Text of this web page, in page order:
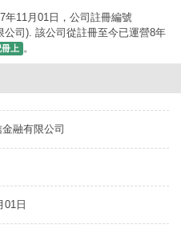
年11月01日，公司註冊編號
司). 該公司從註冊至今已運營8年
上 。
融有限公司
01日